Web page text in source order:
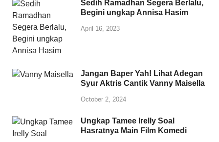
Sedih Ramadhan Segera Berlalu,
Begini ungkap Annisa Hasim
April 16, 2023
Jangan Baper Yah! Lihat Adegan
Syur Aktris Cantik Vanny Maisella
October 2, 2024
Ungkap Tamee Irelly Soal
Hasratnya Main Film Komedi